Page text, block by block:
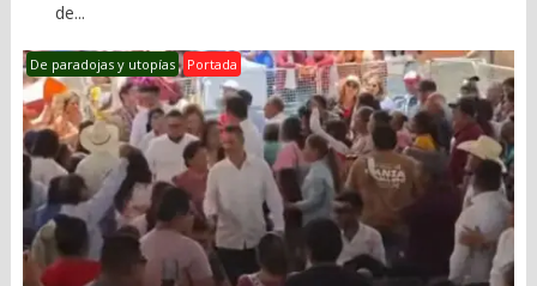
de...
De paradojas y utopías Portada